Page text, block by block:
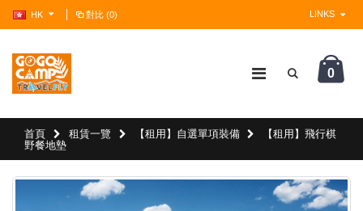
HK 對比 (0) LINKS
0
首頁 租賃一覽 【租用】自選單項裝備
【租用】飛行棋
野餐地墊